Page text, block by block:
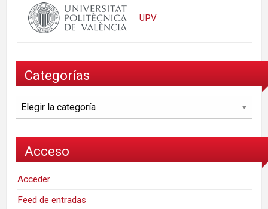
UPV
Categorías
Categorías
Acceso
Acceder
Feed de entradas